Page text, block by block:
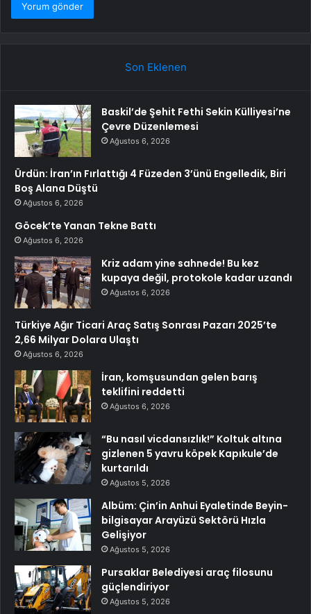
Son Eklenen
Baskil’de Şehit Fethi Sekin Külliyesi’ne
Çevre Düzenlemesi
Ağustos 6, 2026
Ürdün: İran’ın Fırlattığı 4 Füzeden 3’ünü Engelledik, Biri
Boş Alana Düştü
Ağustos 6, 2026
Göcek’te Yanan Tekne Battı
Ağustos 6, 2026
Kriz adam yine sahnede! Bu kez
kupaya değil, protokole kadar uzandı
Ağustos 6, 2026
Türkiye Ağır Ticari Araç Satış Sonrası Pazarı 2025’te
2,66 Milyar Dolara Ulaştı
Ağustos 6, 2026
İran, komşusundan gelen barış
teklifini reddetti
Ağustos 6, 2026
“Bu nasıl vicdansızlık!” Koltuk altına
gizlenen 5 yavru köpek Kapıkule’de
kurtarıldı
Ağustos 5, 2026
Albüm: Çin’in Anhui Eyaletinde Beyin-
bilgisayar Arayüzü Sektörü Hızla
Gelişiyor
Ağustos 5, 2026
Pursaklar Belediyesi araç filosunu
güçlendiriyor
Ağustos 5, 2026